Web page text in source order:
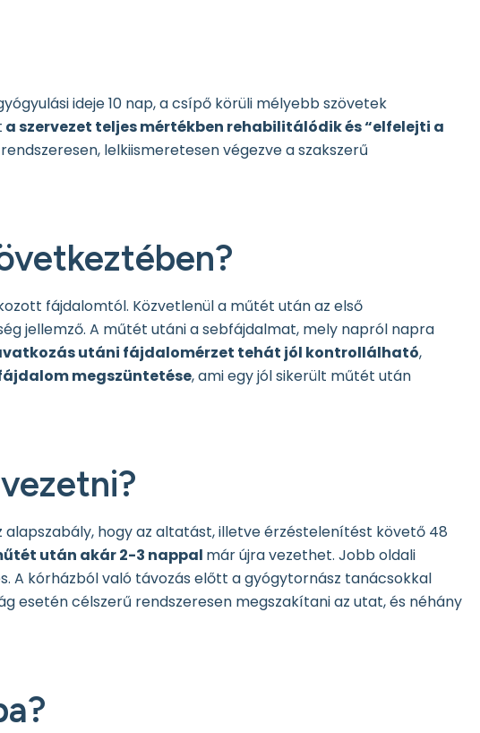
ideje 10 nap, a csípő körüli mélyebb szövetek
a szervezet teljes mértékben rehabilitálódik és “elfelejti a
lelkiismeretesen végezve a szakszerű
fájdalomtól. Közvetlenül a műtét után az első
jellemző. A műtét utáni a sebfájdalmat, mely napról napra
utáni fájdalomérzet tehát jól kontrollálható,
megszüntetése, ami egy jól sikerült műtét után
hogy az altatást, illetve érzéstelenítést követő 48
után akár 2-3 nappal már újra vezethet. Jobb oldali
A kórházból való távozás előtt a gyógytornász tanácsokkal
esetén célszerű rendszeresen megszakítani az utat, és néhány